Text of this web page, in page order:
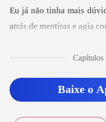
Sair
atrás de me
Capítulos
Baixe o